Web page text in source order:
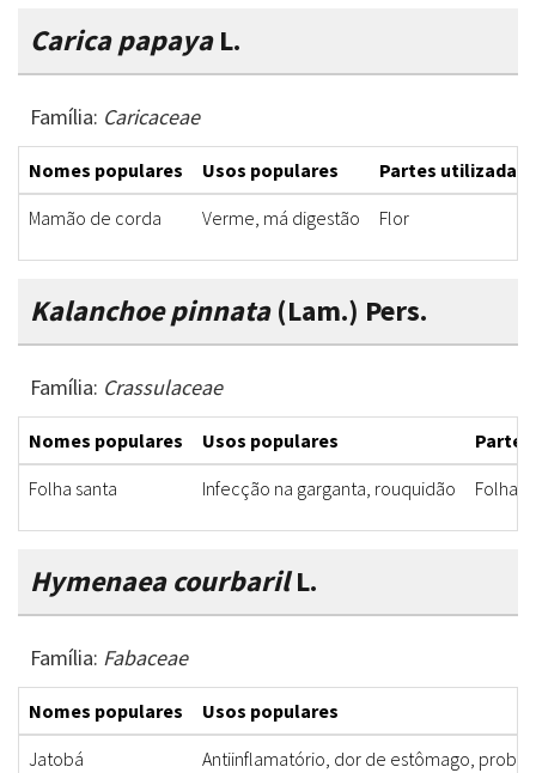
Carica papayaL.
Família: Caricaceae
Nomes populares Usos populares
Partes utilizadas
Mamão de corda
Verme, má digestão Flor
Kalanchoe pinnata(Lam.) Pers.
Família: Crassulaceae
Nomes populares Usos populares
Folha santa
Infecção na garganta, rouquidão Folha
Hymenaea courbarilL.
Família: Fabaceae
Nomes populares
Usos populares
Jatobá
Antiinflamatório, dor de estômago,